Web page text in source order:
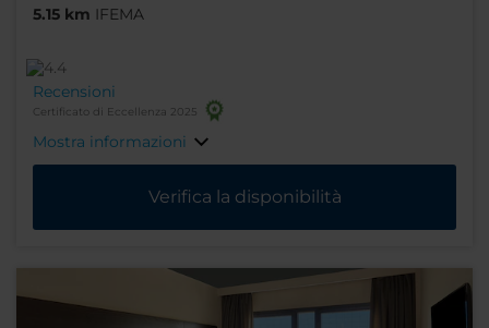
5.15 km IFEMA
Recensioni
Certificato di Eccellenza 2025
Mostra informazioni
Verifica la disponibilità